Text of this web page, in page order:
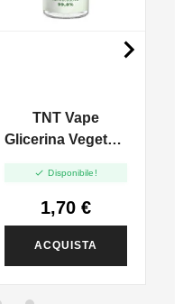
TNT Vape
Glicerina Vegetale
 Disponibile!
1,70 €
ACQUISTA
